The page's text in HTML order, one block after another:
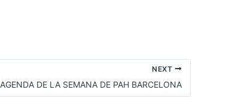
NEXT
AGENDA DE LA SEMANA DE PAH BARCELONA